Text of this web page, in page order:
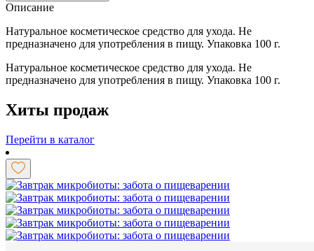
Описание
Натуральное косметическое средство для ухода. Не
предназначено для употребления в пищу. Упаковка 100 г.
Натуральное косметическое средство для ухода. Не
предназначено для употребления в пищу. Упаковка 100 г.
Хиты продаж
Перейти в каталог